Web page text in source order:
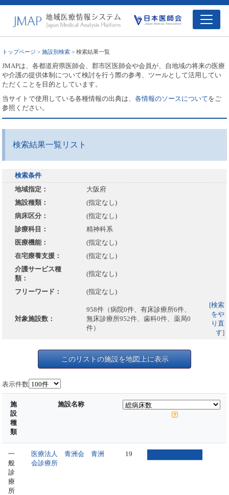
トップページ >施設別検索 > 検索結果一覧
JMAPは、各都道府県医師会、郡市区医師会や会員が、自地域の将来の医療
や介護の提供体制について検討を行う際の参考、ツールとして活用してい
ただくことを目的としています。
当サイトで使用している各種情報の出典は、各情報のソースについてをご
参照ください。
検索結果一覧リスト
検索条件
地域指定：
大阪府
施設種類：
(指定なし)
病床区分：
(指定なし)
診療科目：
精神科系
医療機能：
(指定なし)
在宅療養支援：
(指定なし)
介護サービス種
類：
(指定なし)
フリーワード： (指定なし)
対象施設数：
958件（病院0件、有床診療所6件、
無床診療所952件、歯科0件、薬局0
件）
[検索
をや
り直
す]
このリストの施設を地図上に表示
表示件数
施
設
種
類
施設名称
一
般
診
療
所
医療法人 青洲会 青洲
会診療所
19